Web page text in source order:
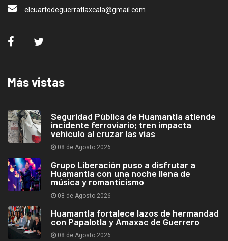
elcuartodeguerratlaxcala@gmail.com
Más vistas
Seguridad Pública de Huamantla atiende
incidente ferroviario; tren impacta
vehículo al cruzar las vías
08 de Agosto 2026
Grupo Liberación puso a disfrutar a
Huamantla con una noche llena de
música y romanticismo
08 de Agosto 2026
Huamantla fortalece lazos de hermandad
con Papalotla y Amaxac de Guerrero
08 de Agosto 2026